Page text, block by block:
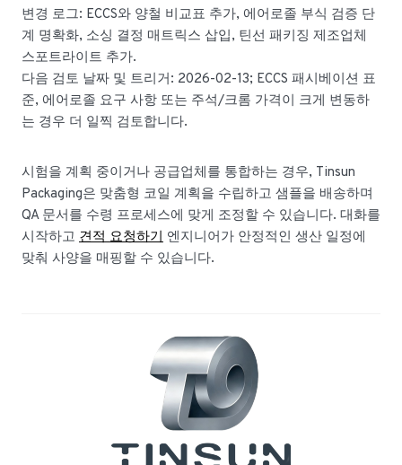
변경 로그: ECCS와 양철 비교표 추가, 에어로졸 부식 검증 단
계 명확화, 소싱 결정 매트릭스 삽입, 틴선 패키징 제조업체
스포트라이트 추가.
다음 검토 날짜 및 트리거: 2026-02-13; ECCS 패시베이션 표
준, 에어로졸 요구 사항 또는 주석/크롬 가격이 크게 변동하
는 경우 더 일찍 검토합니다.
시험을 계획 중이거나 공급업체를 통합하는 경우, Tinsun
Packaging은 맞춤형 코일 계획을 수립하고 샘플을 배송하며
QA 문서를 수령 프로세스에 맞게 조정할 수 있습니다. 대화를
시작하고 견적 요청하기 엔지니어가 안정적인 생산 일정에
맞춰 사양을 매핑할 수 있습니다.